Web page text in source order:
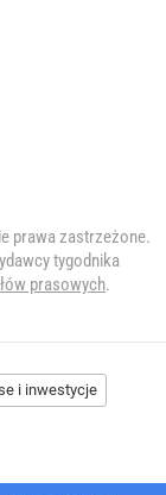
prawa zastrzeżone.
tygodnika
prasowych.
i inwestycje